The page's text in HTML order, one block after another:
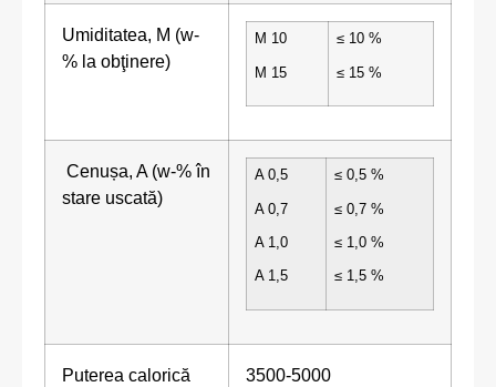
Umiditatea, M (w-
% la obţinere)
M 10
M 15
≤ 10 %
≤ 15 %
Cenușa, A (w-% în
stare uscată)
A 0,5
A 0,7
A 1,0
A 1,5
≤ 0,5 %
≤ 0,7 %
≤ 1,0 %
≤ 1,5 %
Puterea calorică
3500-5000